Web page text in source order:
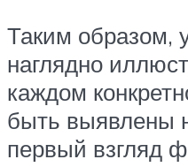
Таким образом,
наглядно
каждом
быть выявлены
первый взгляд